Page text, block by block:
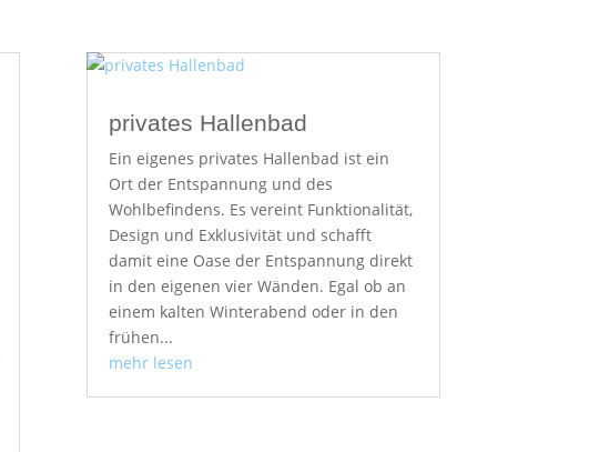
privates Hallenbad
Ein eigenes privates Hallenbad ist ein
Ort der Entspannung und des
Wohlbefindens. Es vereint Funktionalität,
Design und Exklusivität und schafft
damit eine Oase der Entspannung direkt
in den eigenen vier Wänden. Egal ob an
einem kalten Winterabend oder in den
frühen...
mehr lesen